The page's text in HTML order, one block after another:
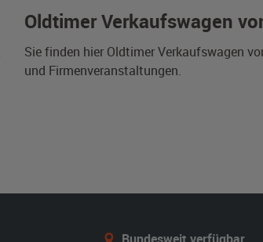
Oldtimer Verkaufswagen
Sie finden hier Oldtimer Verkaufswagen
und Firmenveranstaltungen.